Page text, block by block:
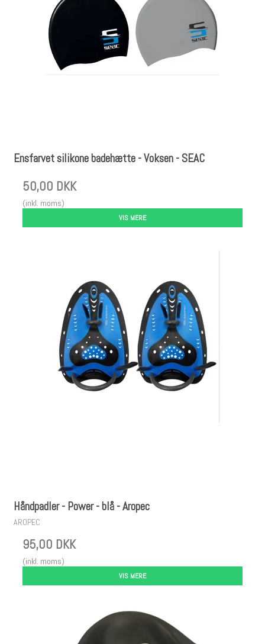
Ensfarvet silikone badehætte - Voksen - SEAC
50,00 DKK
(inkl. moms)
VIS MERE
Håndpadler - Power - blå - Aropec
AROPEC
95,00 DKK
(inkl. moms)
VIS MERE